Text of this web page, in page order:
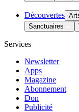
Découvertes
Sanctuaires
Services
Newsletter
Apps
Magazine
Abonnement
Don
Publicité